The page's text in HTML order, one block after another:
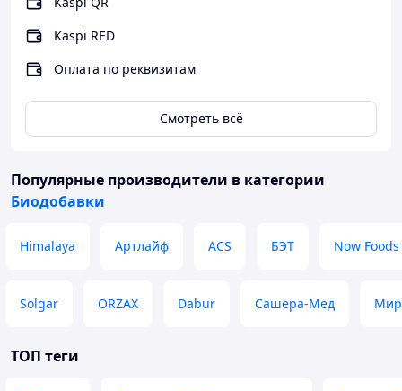
Kaspi RED
Оплата по реквизитам
Смотреть всё
Популярные производители в категории
Биодобавки
Himalaya Артлайф ACS БЭТ Now Foods
Solgar ORZAX Dabur Сашера-Мед
ТОП теги